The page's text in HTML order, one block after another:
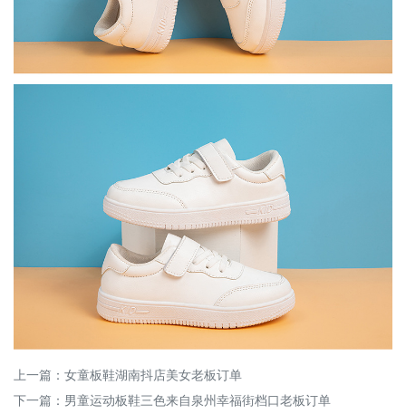
上一篇： 女童板鞋湖南抖店美女老板订单
下一篇： 男童运动板鞋三色来自泉州幸福街档口老板订单